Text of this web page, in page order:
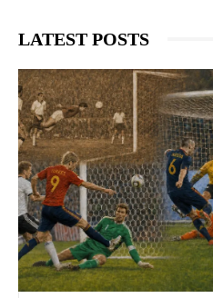
LATEST POSTS